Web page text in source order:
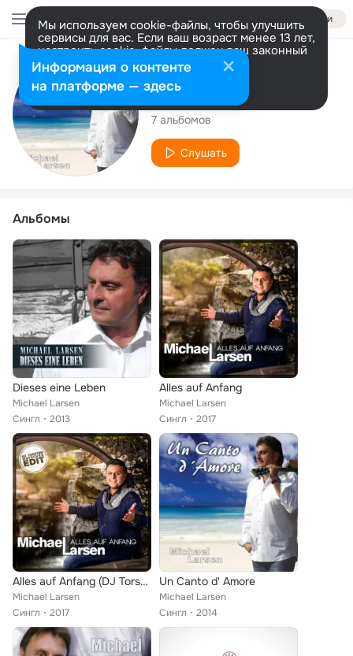
Войти
Мы используем cookie-файлы, чтобы улучшить
сервисы для вас. Если ваш возраст менее 13 лет,
настроить cookie-файлы должен ваш законный
представитель. Больше информации
Разрешить все Настроить
Исполнитель
Michael Larsen
7 альбомов
Слушать
Альбомы
Dieses eine Leben
Michael Larsen
Сингл
2013
Alles auf Anfang
Michael Larsen
Сингл
2017
Alles auf Anfang (DJ Torsten Matschke Edit)
Michael Larsen
Сингл
2017
Un Canto d' Amore
Michael Larsen
Сингл
2014
Информация о контенте
на платформе — здесь